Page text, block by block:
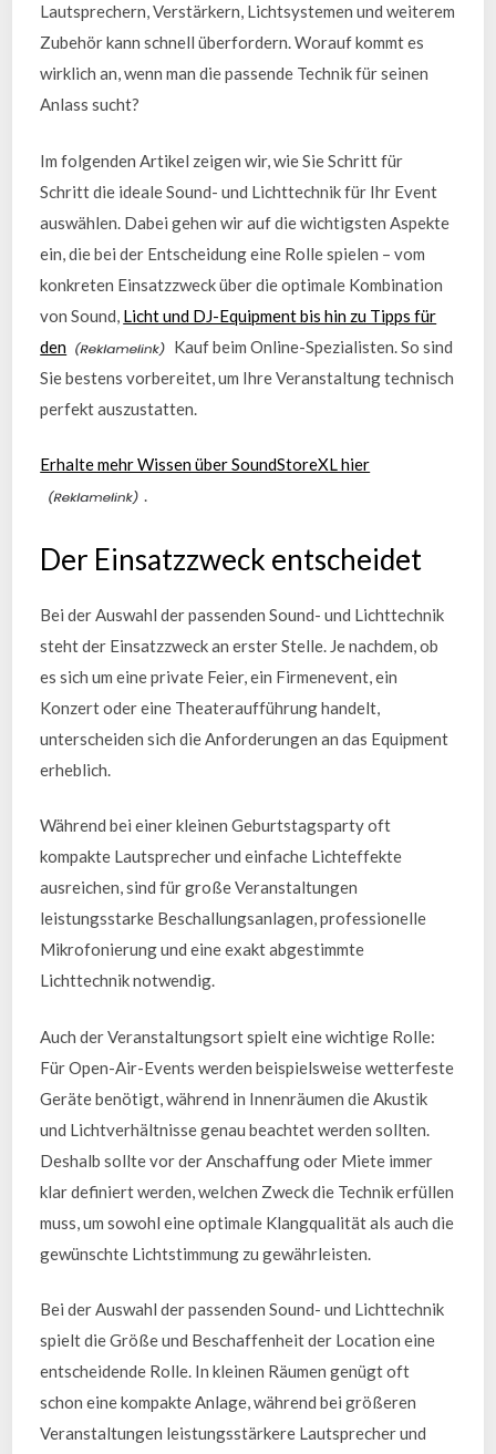
Lautsprechern, Verstärkern, Lichtsystemen und weiterem
Zubehör kann schnell überfordern. Worauf kommt es
wirklich an, wenn man die passende Technik für seinen
Anlass sucht?
Im folgenden Artikel zeigen wir, wie Sie Schritt für
Schritt die ideale Sound- und Lichttechnik für Ihr Event
auswählen. Dabei gehen wir auf die wichtigsten Aspekte
ein, die bei der Entscheidung eine Rolle spielen – vom
konkreten Einsatzzweck über die optimale Kombination
von Sound, Licht und DJ-Equipment bis hin zu Tipps für
den
Kauf beim Online-Spezialisten. So sind
Sie bestens vorbereitet, um Ihre Veranstaltung technisch
perfekt auszustatten.
Erhalte mehr Wissen über SoundStoreXL hier
.
Der Einsatzzweck entscheidet
Bei der Auswahl der passenden Sound- und Lichttechnik
steht der Einsatzzweck an erster Stelle. Je nachdem, ob
es sich um eine private Feier, ein Firmenevent, ein
Konzert oder eine Theateraufführung handelt,
unterscheiden sich die Anforderungen an das Equipment
erheblich.
Während bei einer kleinen Geburtstagsparty oft
kompakte Lautsprecher und einfache Lichteffekte
ausreichen, sind für große Veranstaltungen
leistungsstarke Beschallungsanlagen, professionelle
Mikrofonierung und eine exakt abgestimmte
Lichttechnik notwendig.
Auch der Veranstaltungsort spielt eine wichtige Rolle:
Für Open-Air-Events werden beispielsweise wetterfeste
Geräte benötigt, während in Innenräumen die Akustik
und Lichtverhältnisse genau beachtet werden sollten.
Deshalb sollte vor der Anschaffung oder Miete immer
klar definiert werden, welchen Zweck die Technik erfüllen
muss, um sowohl eine optimale Klangqualität als auch die
gewünschte Lichtstimmung zu gewährleisten.
Bei der Auswahl der passenden Sound- und Lichttechnik
spielt die Größe und Beschaffenheit der Location eine
entscheidende Rolle. In kleinen Räumen genügt oft
schon eine kompakte Anlage, während bei größeren
Veranstaltungen leistungsstärkere Lautsprecher und